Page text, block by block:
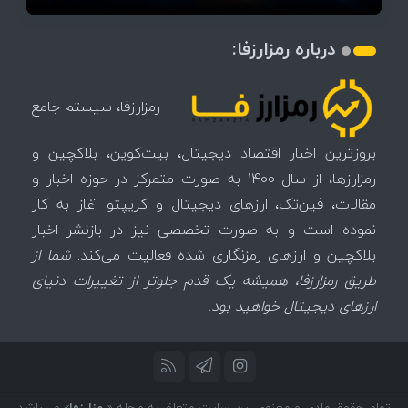
درباره رمزارزفا:
رمزارزفا، سیستم جامع
بروزترین اخبار اقتصاد دیجیتال، بیت‌کوین، بلاکچین و
رمزارزها، از سال 1400 به صورت متمرکز در حوزه اخبار و
مقالات، فین‌تک، ارزهای‌ دیجیتال و کریپتو آغاز به کار
نموده است و به صورت تخصصی نیز در بازنشر اخبار
بلاکچین و ارزهای رمزنگاری شده فعالیت می‌کند.شما از
طریق رمزارزفا، همیشه یک قدم جلوتر از تغییرات دنیای
ارزهای دیجیتال خواهید بود.